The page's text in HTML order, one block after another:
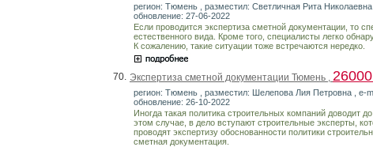
регион: Тюмень , разместил: Светличная Рита Николаевна
обновление: 27-06-2022
Если проводится экспертиза сметной документации, то
естественного вида. Кроме того, специалисты легко
К сожалению, такие ситуации тоже встречаются нередко.
70. Экспертиза сметной документации Тюмень ,
регион: Тюмень , разместил: Шелепова Лия Петровна , e-
обновление: 26-10-2022
Иногда такая политика строительных компаний доводит
этом случае, в дело вступают строительные эксперты,
проводят экспертизу обоснованности политики
сметная документация.